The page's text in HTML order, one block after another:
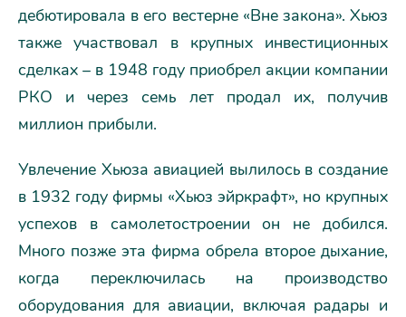
дебютировала в его вестерне «Вне закона». Хьюз
также участвовал в крупных инвестиционных
сделках – в 1948 году приобрел акции компании
РКО и через семь лет продал их, получив
миллион прибыли.
Увлечение Хьюза авиацией вылилось в создание
в 1932 году фирмы «Хьюз эйркрафт», но крупных
успехов в самолетостроении он не добился.
Много позже эта фирма обрела второе дыхание,
когда переключилась на производство
оборудования для авиации, включая радары и